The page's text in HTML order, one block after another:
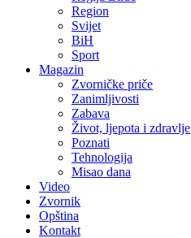
Region
Svijet
BiH
Sport
Magazin
Zvorničke priče
Zanimljivosti
Zabava
Život, ljepota i zdravlje
Poznati
Tehnologija
Misao dana
Video
Zvornik
Opština
Kontakt